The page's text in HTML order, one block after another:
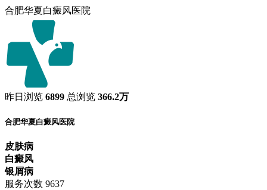
合肥华夏白癜风医院
昨日浏览 6899 总浏览 366.2万
合肥华夏白癜风医院
皮肤病
白癜风
银屑病
服务次数 9637